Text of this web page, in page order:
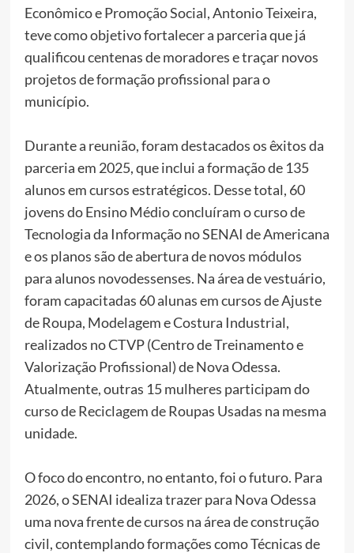
Econômico e Promoção Social, Antonio Teixeira,
teve como objetivo fortalecer a parceria que já
qualificou centenas de moradores e traçar novos
projetos de formação profissional para o
município.
Durante a reunião, foram destacados os êxitos da
parceria em 2025, que inclui a formação de 135
alunos em cursos estratégicos. Desse total, 60
jovens do Ensino Médio concluíram o curso de
Tecnologia da Informação no SENAI de Americana
e os planos são de abertura de novos módulos
para alunos novodessenses. Na área de vestuário,
foram capacitadas 60 alunas em cursos de Ajuste
de Roupa, Modelagem e Costura Industrial,
realizados no CTVP (Centro de Treinamento e
Valorização Profissional) de Nova Odessa.
Atualmente, outras 15 mulheres participam do
curso de Reciclagem de Roupas Usadas na mesma
unidade.
O foco do encontro, no entanto, foi o futuro. Para
2026, o SENAI idealiza trazer para Nova Odessa
uma nova frente de cursos na área de construção
civil, contemplando formações como Técnicas de